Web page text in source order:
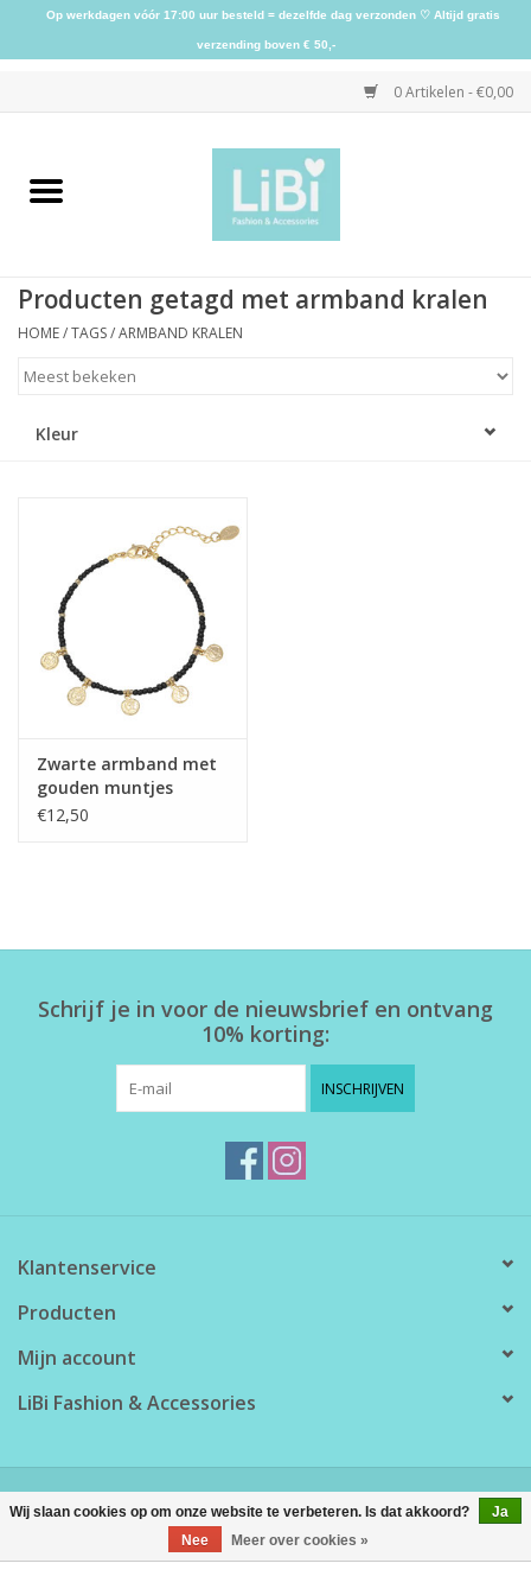
0 Artikelen - €0,00
Home
Schoenen
Home deco
SALE
Producten getagd met armband kralen
HOME/TAGS/ARMBAND KRALEN
Kleur
Zwarte armband met
gouden muntjes
€12,50
Schrijf je in voor de nieuwsbrief en ontvang
10% korting:
INSCHRIJVEN
Klantenservice
Producten
Mijn account
LiBi Fashion & Accessories
Lightspeed
Wij slaan cookies op om onze website te verbeteren. Is dat akkoord?
Ja
Nee
Meer over cookies »
Op werkdagen vóór 17:00 uur besteld = dezelfde dag verzonden ♡ Altijd gratis
verzending boven € 50,-